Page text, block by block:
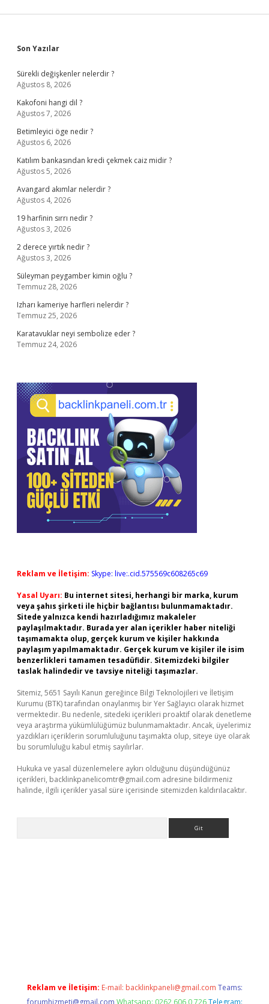
Sidebar
Son Yazılar
Sürekli değişkenler nelerdir ?
Ağustos 8, 2026
Kakofoni hangi dil ?
Ağustos 7, 2026
Betimleyici öge nedir ?
Ağustos 6, 2026
Katılım bankasından kredi çekmek caiz midir ?
Ağustos 5, 2026
Avangard akımlar nelerdir ?
Ağustos 4, 2026
19 harfinin sırrı nedir ?
Ağustos 3, 2026
2 derece yırtık nedir ?
Ağustos 3, 2026
Süleyman peygamber kimin oğlu ?
Temmuz 28, 2026
Izharı kameriye harfleri nelerdir ?
Temmuz 25, 2026
Karatavuklar neyi sembolize eder ?
Temmuz 24, 2026
Reklam ve İletişim: Skype: live:.cid.575569c608265c69
Yasal Uyarı: Bu internet sitesi, herhangi bir marka, kurum
veya şahıs şirketi ile hiçbir bağlantısı bulunmamaktadır.
Sitede yalnızca kendi hazırladığımız makaleler
paylaşılmaktadır. Burada yer alan içerikler haber niteliği
taşımamakta olup, gerçek kurum ve kişiler hakkında
paylaşım yapılmamaktadır. Gerçek kurum ve kişiler ile isim
benzerlikleri tamamen tesadüfidir. Sitemizdeki bilgiler
taslak halindedir ve tavsiye niteliği taşımazlar.
Sitemiz, 5651 Sayılı Kanun gereğince Bilgi Teknolojileri ve İletişim
Kurumu (BTK) tarafından onaylanmış bir Yer Sağlayıcı olarak hizmet
vermektedir. Bu nedenle, sitedeki içerikleri proaktif olarak denetleme
veya araştırma yükümlülüğümüz bulunmamaktadır. Ancak, üyelerimiz
yazdıkları içeriklerin sorumluluğunu taşımakta olup, siteye üye olarak
bu sorumluluğu kabul etmiş sayılırlar.
Hukuka ve yasal düzenlemelere aykırı olduğunu düşündüğünüz
içerikleri, backlinkpanelicomtr@gmail.com adresine bildirmeniz
halinde, ilgili içerikler yasal süre içerisinde sitemizden kaldırılacaktır.
Reklam ve İletişim: E-mail: backlinkpaneli@gmail.com Teams:
forumhizmeti@gmail.com Whatsapp: 0262 606 0 726 Telegram: